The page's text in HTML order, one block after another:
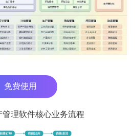
免费使用
理软件核心业务流程